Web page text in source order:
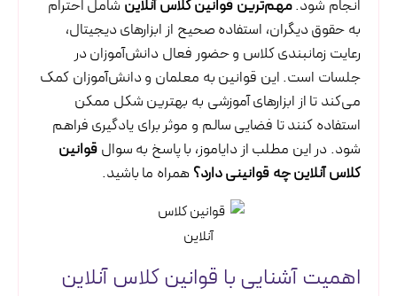
انجام شود.مهم‌ترین قوانین کلاس آنلاین شامل احترام
به حقوق دیگران، استفاده صحیح از ابزارهای دیجیتال،
رعایت زمانبندی کلاس و حضور فعال دانش‌آموزان در
جلسات است. این قوانین به معلمان و دانش‌آموزان کمک
می‌کند تا از ابزارهای آموزشی به بهترین شکل ممکن
استفاده کنند تا فضایی سالم و موثر برای یادگیری فراهم
شود. در این مطلب از دایاموز، با پاسخ به سوالقوانین
کلاس آنلاین چه قوانینی دارد؟همراه ما باشید.
اهمیت آشنایی با قوانین کلاس آنلاین